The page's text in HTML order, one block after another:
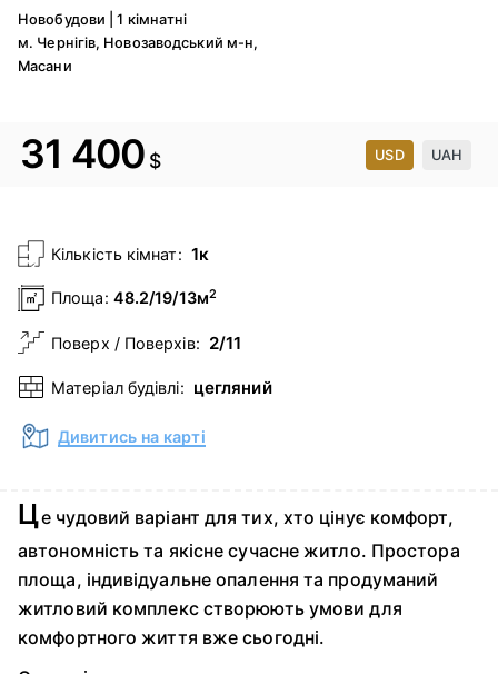
Новобудови |1 кімнатні
м. Чернігів, Новозаводський м-н,
Масани
31 400 $ USD UAH
Кількість кімнат: 1к
Площа: 48.2/19/13м2
Поверх / Поверхів: 2/11
Матеріал будівлі: цегляний
Дивитись на карті
Це чудовий варіант для тих, хто цінує комфорт,
автономність та якісне сучасне житло. Простора
площа, індивідуальне опалення та продуманий
житловий комплекс створюють умови для
комфортного життя вже сьогодні.